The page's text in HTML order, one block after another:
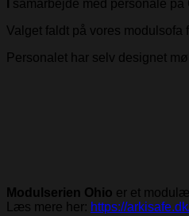
samarbejde med personale
Valget faldt på vores
Personalet har selv designet
Modulserien Ohio er et
Læs mere her: https://